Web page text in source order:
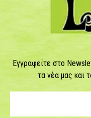
Εγγραφείτε στο
τα νέα μας και